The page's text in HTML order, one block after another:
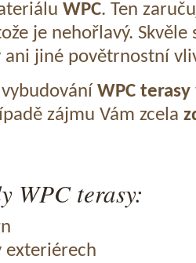
WPC. Ten
je nehořlavý.
ani jiné povětrnostní
WPC terasy
zájmu Vám zcela
WPC terasy:
exteriérech